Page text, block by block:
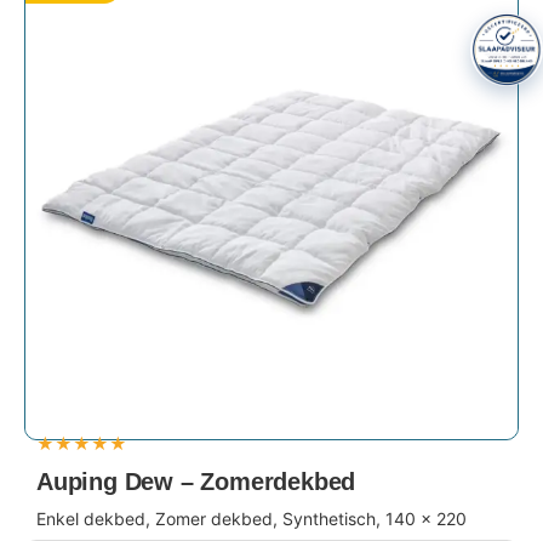
★★★★★
Auping Dew – Zomerdekbed
Enkel dekbed, Zomer dekbed, Synthetisch, 140 x 220